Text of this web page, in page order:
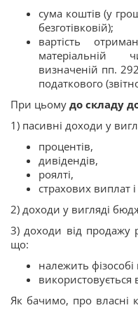
сума коштів (у
безготівковій);
вартість
матеріальній
визначеній пп.
податкового
При цьому до складу
1) пасивні доходи у
процентів,
дивідендів,
роялті,
страхових виплат
2) доходи у вигляді
3) доходи від продажу
що:
належить фізособі
використовується
Як бачимо, про власні